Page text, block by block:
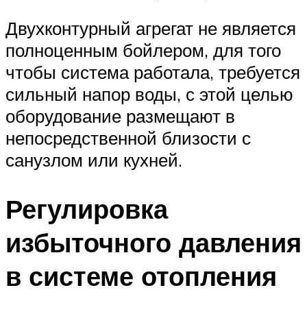
Двухконтурный агрегат не является
полноценным бойлером, для того
чтобы система работала, требуется
сильный напор воды, с этой целью
оборудование размещают в
непосредственной близости с
санузлом или кухней.
Регулировка
избыточного давления
в системе отопления